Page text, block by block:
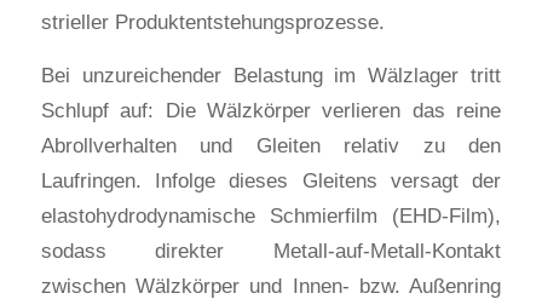
striel­ler Produktentstehungsprozesse.
Bei unzureichender Belastung im Wälzlager tritt
Schlupf auf: Die Wälzkörper verlieren das reine
Abrollverhalten und Gleiten relativ zu den
Laufringen. Infolge dieses Gleitens versagt der
elastohydrodynamische Schmierfilm (EHD-Film),
sodass direkter Metall-auf-Metall-Kontakt
zwischen Wälzkörper und Innen- bzw. Außenring